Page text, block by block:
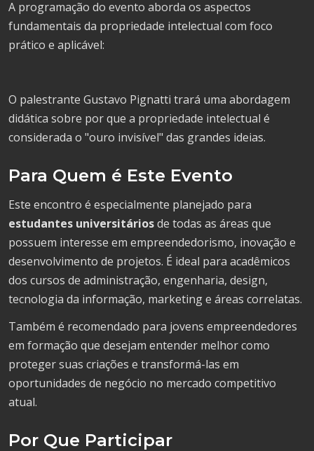
A programação do evento aborda os aspectos
fundamentais da propriedade intelectual com foco
prático e aplicável:
O palestrante Gustavo Pignatti trará uma abordagem
didática sobre por que a propriedade intelectual é
considerada o "ouro invisível" das grandes ideias.
Para Quem é Este Evento
Este encontro é especialmente planejado para
estudantes universitáriosde todas as áreas que
possuem interesse em empreendedorismo, inovação e
desenvolvimento de projetos. É ideal para acadêmicos
dos cursos de administração, engenharia, design,
tecnologia da informação, marketing e áreas correlatas.
Também é recomendado para jovens empreendedores
em formação que desejam entender melhor como
proteger suas criações e transformá-las em
oportunidades de negócio no mercado competitivo
atual.
Por Que Participar